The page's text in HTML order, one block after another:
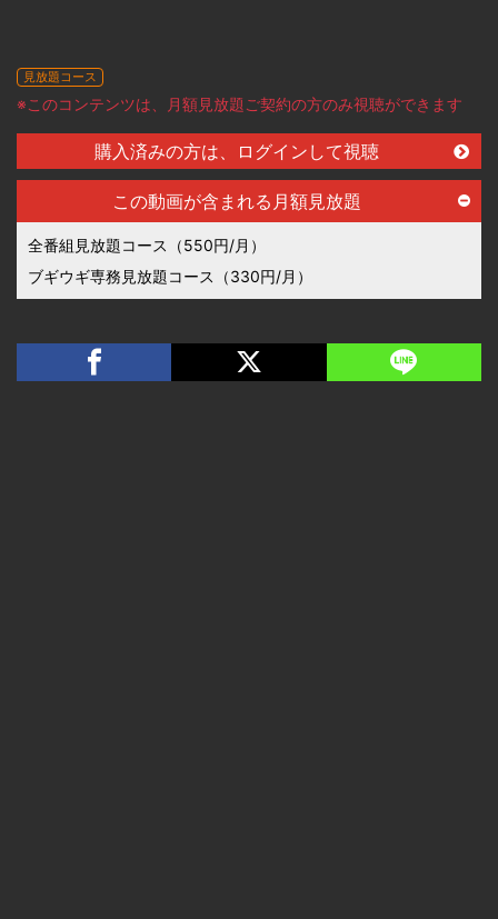
見放題コース
※このコンテンツは、月額見放題ご契約の方のみ視聴ができます
購入済みの方は、ログインして視聴
この動画が含まれる月額見放題
全番組見放題コース（550円/月）
ブギウギ専務見放題コース（330円/月）